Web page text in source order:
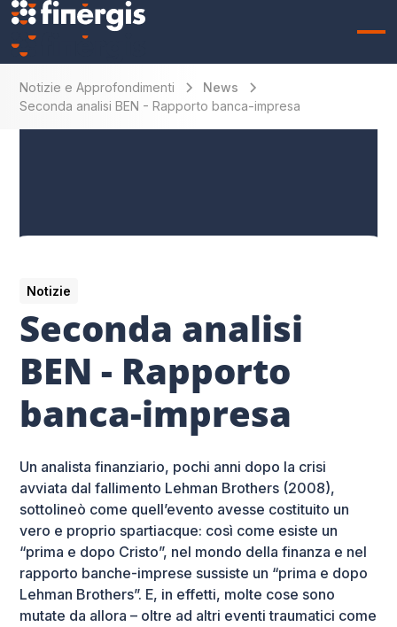
Notizie e Approfondimenti
News
Seconda analisi BEN - Rapporto banca-impresa
Notizie
Seconda analisi
BEN - Rapporto
banca-impresa
Un analista finanziario, pochi anni dopo la crisi
avviata dal fallimento Lehman Brothers (2008),
sottolineò come quell’evento avesse costituito un
vero e proprio spartiacque: così come esiste un
“prima e dopo Cristo”, nel mondo della finanza e nel
rapporto banche-imprese sussiste un “prima e dopo
Lehman Brothers”. E, in effetti, molte cose sono
mutate da allora – oltre ad altri eventi traumatici come